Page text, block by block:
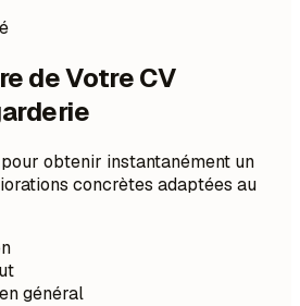
de Votre CV
pour obtenir instantanément un
concrètes adaptées au
général